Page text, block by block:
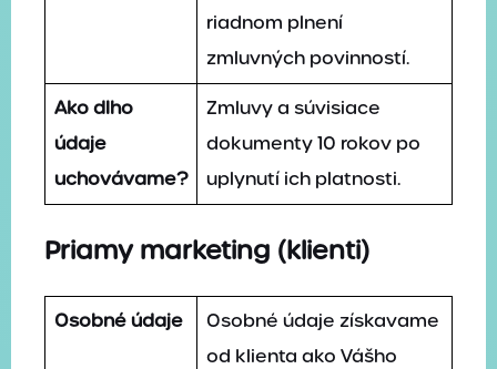
riadnom plnení
zmluvných povinností.
Ako dlho
údaje
uchovávame?
Zmluvy a súvisiace
dokumenty 10 rokov po
uplynutí ich platnosti.
Priamy marketing (klienti)
Osobné údaje
Osobné údaje získavame
od klienta ako Vášho